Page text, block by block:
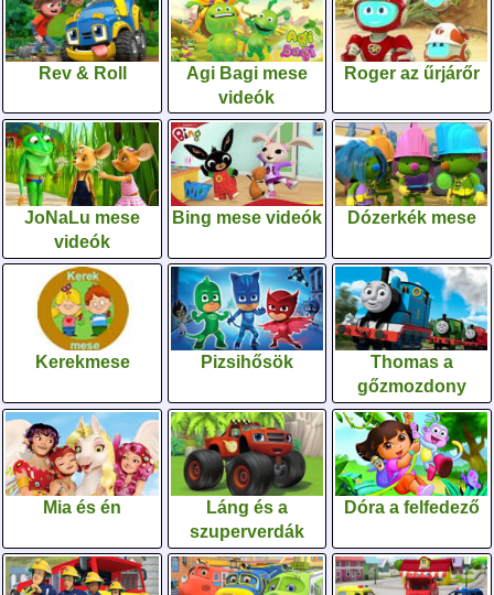
Rev & Roll
Agi Bagi mese
videók
Roger az űrjárőr
JoNaLu mese
videók
Bing mese videók Dózerkék mese
Kerekmese Pizsihősök
Thomas a
gőzmozdony
Mia és én
Láng és a
szuperverdák
Dóra a felfedező